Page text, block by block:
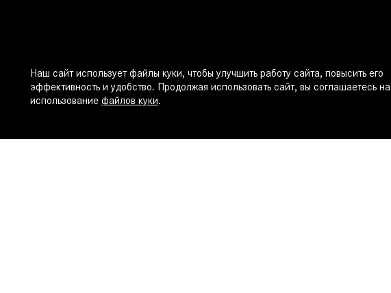
Наш сайт использует файлы куки, чтобы улучшить работу сайта, повысить его
эффективность и удобство. Продолжая использовать сайт, вы соглашаетесь на
использование файлов куки.